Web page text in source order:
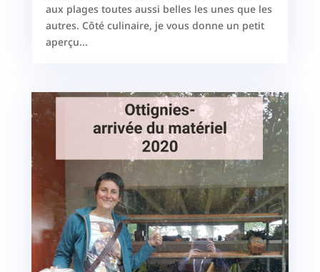
aux plages toutes aussi belles les unes que les
autres. Côté culinaire, je vous donne un petit
aperçu...